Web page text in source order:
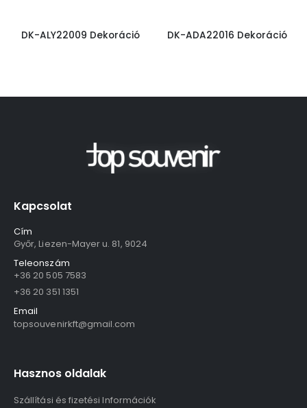
DK-ALY22009 Dekoráció DK-ADA22016 Dekoráció
Kapcsolat
Cím
Győr, Liezen-Mayer u. 81, 9024
Teleonszám
+36 20 505 7583
+36 20 351 1351
Email
topsouvenirkft@gmail.com
Hasznos oldalak
Szállítási és fizetési Információk